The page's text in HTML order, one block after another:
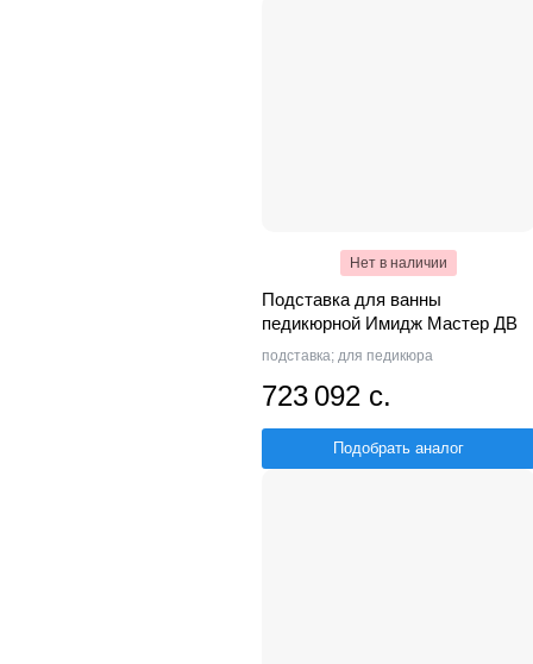
Нет в наличии
Подставка для ванны
педикюрной Имидж Мастер ДВ
подставка; для педикюра
723 092 с.
Подобрать аналог